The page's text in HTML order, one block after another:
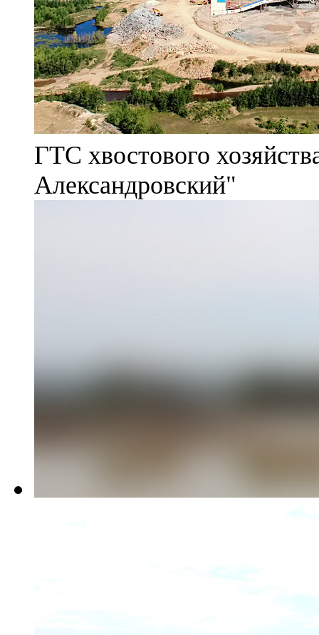
ГТС хвостового
Александровский"